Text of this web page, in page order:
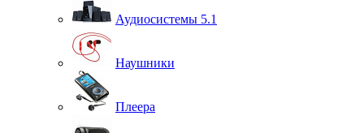
Аудиосистемы 5.1
Наушники
Плеера